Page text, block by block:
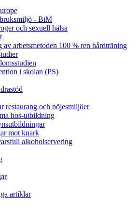
- BiM
och sexuell hälsa
av arbetsmetoden 100 % ren hårdträning
i skolan (PS)
restaurang och nöjesmiljöer
hos-utbildning
mot knark
alkoholservering
artiklar